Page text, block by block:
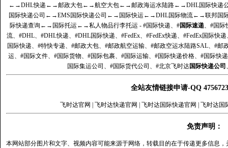
←→DHL快递 ←→邮政大包←→航空大包←→邮政海运水陆路←→DHL国际快递
国际快递公司 ←→EMS国际快递公司 ←→ 国际快运←→DHL国际物流←→联邦国
际快递查询 ←→ 国际托运←→私人物品行李托运 - #国际快递、#国际速递、#国际
流、#DHL、#DHL快递、#DHL国际快递、#FedEx、#FedEx快递、#FedEx国际快
国际快递、#特快专递、#邮政大包、#邮政航空运输、#邮政空运水陆路SAL、#
运、#国际文件、#国际货物、#国际包裹、#国际运输、#国际快递价格、#国际快
国际集运公司、#国际货代公司、#北京飞时达国际快递公司
全站友情链接申请-QQ
飞时达官网 飞时达快递官网 飞时达国际快递官网 飞时达国
免责声明：
本网站部分图片和文字、视频内容可能来源于网络，转载目的在于传递更多信息